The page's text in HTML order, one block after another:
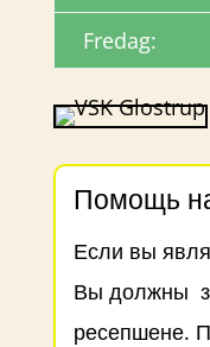
Fredag:
Помощь
Если вы
Вы должны
ресепшене.